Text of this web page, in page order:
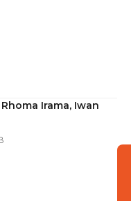
Irama, Iwan